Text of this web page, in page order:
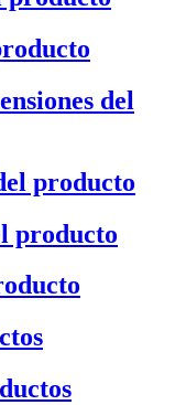
del
producto
producto